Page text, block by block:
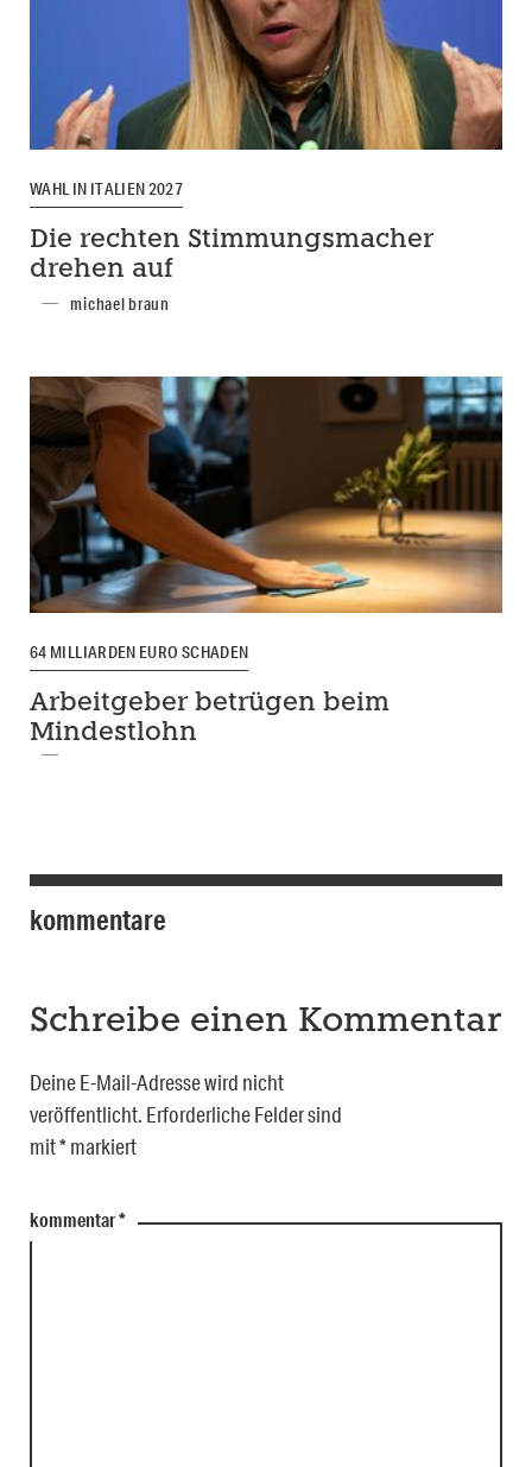
WAHL IN ITALIEN 2027
Die rechten Stimmungsmacher
drehen auf
michael braun
64 MILLIARDEN EURO SCHADEN
Arbeitgeber betrügen beim
Mindestlohn
kommentare
Schreibe einen Kommentar
Deine E-Mail-Adresse wird nicht
veröffentlicht. Erforderliche Felder sind
mit*markiert
kommentar*